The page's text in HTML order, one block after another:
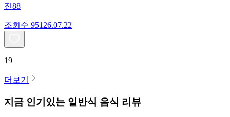
진88
조회수 951 26.07.22
19
더보기
지금 인기있는 일반식 음식 리뷰